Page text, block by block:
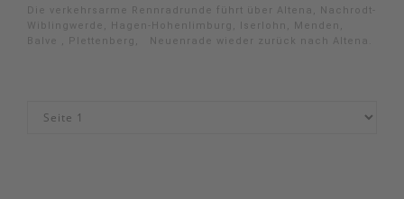
Die verkehrsarme Rennradrunde führt über Altena, Nachrodt-
Wiblingwerde, Hagen-Hohenlimburg, Iserlohn, Menden,
Balve , Plettenberg, Neuenrade wieder zurück nach Altena.